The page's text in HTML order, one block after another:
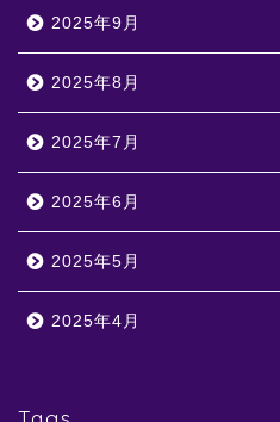
2025年9月
2025年8月
2025年7月
2025年6月
2025年5月
2025年4月